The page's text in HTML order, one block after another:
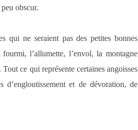
obscur.
qui ne seraient pas des petites bonnes
l’allumette, l’envol, la montagne
ce qui représente certaines angoisses
d’engloutissement et de dévoration, de